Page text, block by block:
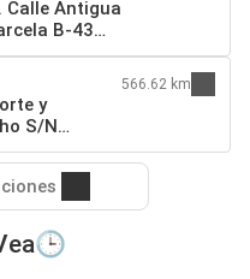
Calle Antigua
B-43
y
S/N
566.62 km